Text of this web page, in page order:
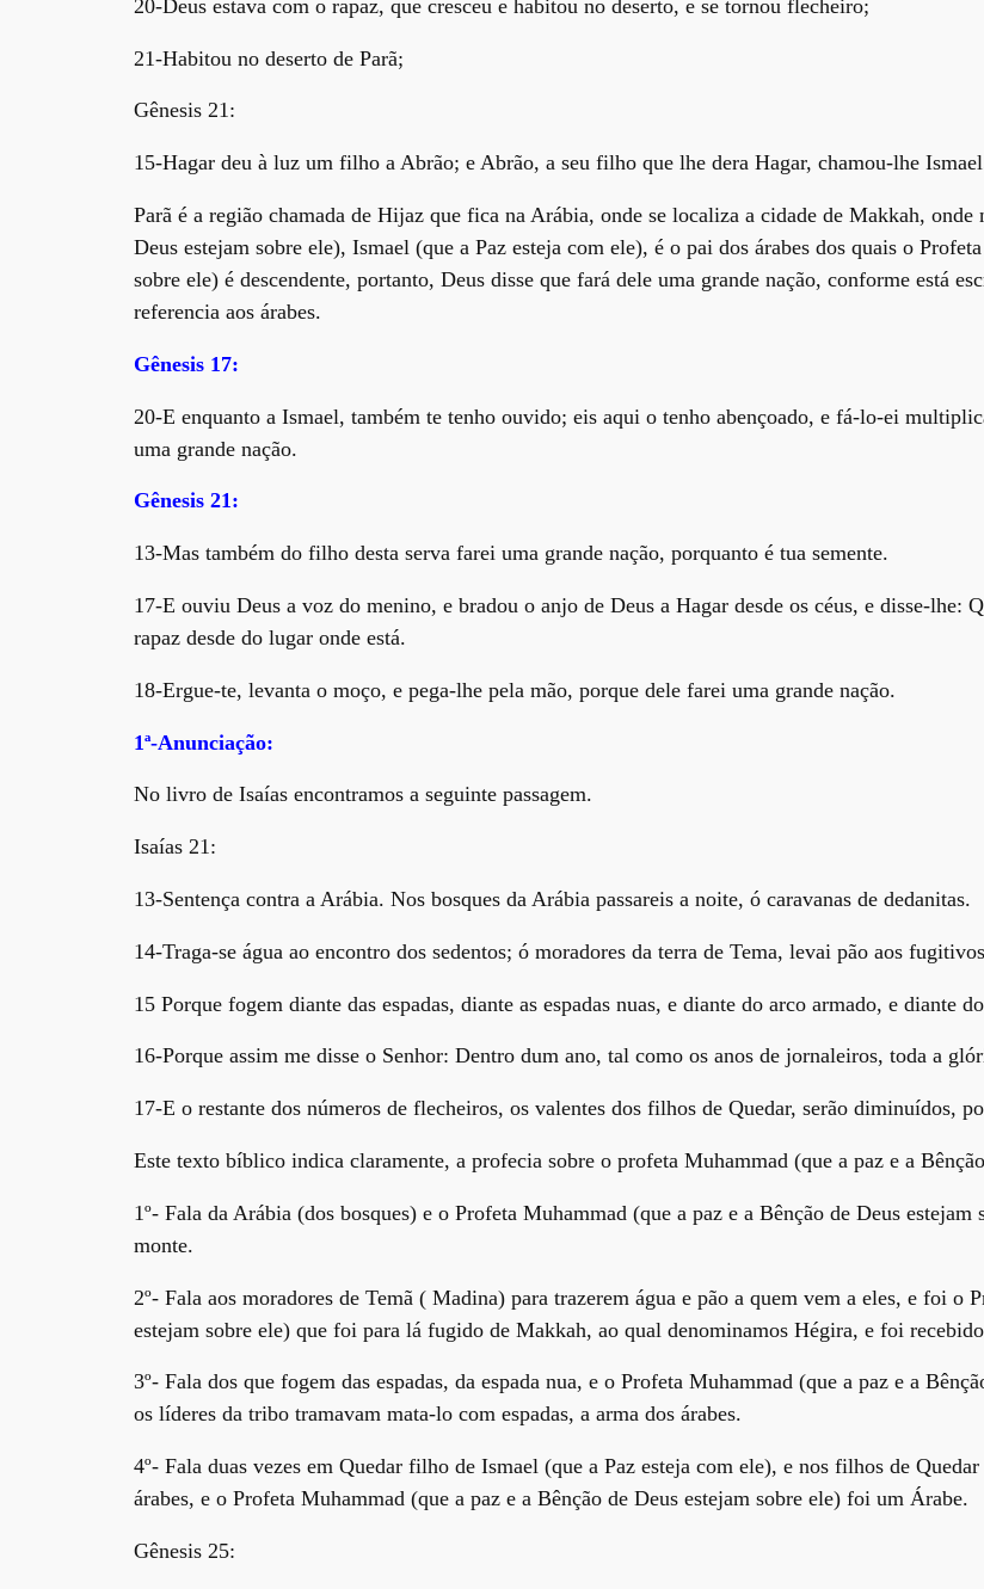
20-Deus estava com o rapaz, que cresceu e habitou no deserto, e se tornou flecheiro;
21-Habitou no deserto de Parã;
Gênesis 21:
15-Hagar deu à luz um filho a Abrão; e Abrão, a seu filho que lhe dera Hagar, chamou-lhe
Parã é a região chamada de Hijaz que fica na Arábia, onde se localiza a cidade de Makkah,
Deus estejam sobre ele), Ismael (que a Paz esteja com ele), é o pai dos árabes dos quais o
sobre ele) é descendente, portanto, Deus disse que fará dele uma grande nação, conforme está
referencia aos árabes.
Gênesis 17:
20-E enquanto a Ismael, também te tenho ouvido; eis aqui o tenho abençoado, e fá-lo-ei
uma grande nação.
Gênesis 21:
13-Mas também do filho desta serva farei uma grande nação, porquanto é tua semente.
17-E ouviu Deus a voz do menino, e bradou o anjo de Deus a Hagar desde os céus, e disse-lhe:
rapaz desde do lugar onde está.
18-Ergue-te, levanta o moço, e pega-lhe pela mão, porque dele farei uma grande nação.
1ª-Anunciação:
No livro de Isaías encontramos a seguinte passagem.
Isaías 21:
13-Sentença contra a Arábia. Nos bosques da Arábia passareis a noite, ó caravanas de dedanitas.
14-Traga-se água ao encontro dos sedentos; ó moradores da terra de Tema, levai pão aos
15 Porque fogem diante das espadas, diante as espadas nuas, e diante do arco armado, e diante
16-Porque assim me disse o Senhor: Dentro dum ano, tal como os anos de jornaleiros, toda a
17-E o restante dos números de flecheiros, os valentes dos filhos de Quedar, serão diminuídos,
Este texto bíblico indica claramente, a profecia sobre o profeta Muhammad (que a paz e a
1º- Fala da Arábia (dos bosques) e o Profeta Muhammad (que a paz e a Bênção de Deus
monte.
2º- Fala aos moradores de Temã ( Madina) para trazerem água e pão a quem vem a eles, e foi o
estejam sobre ele) que foi para lá fugido de Makkah, ao qual denominamos Hégira, e foi
3º- Fala dos que fogem das espadas, da espada nua, e o Profeta Muhammad (que a paz e a
os líderes da tribo tramavam mata-lo com espadas, a arma dos árabes.
4º- Fala duas vezes em Quedar filho de Ismael (que a Paz esteja com ele), e nos filhos de
árabes, e o Profeta Muhammad (que a paz e a Bênção de Deus estejam sobre ele) foi um Árabe.
Gênesis 25: